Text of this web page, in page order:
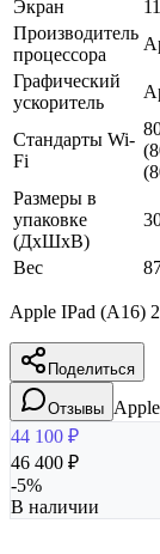
Экран
Производитель
процессора
Графический
ускоритель
Стандарты Wi-
Fi
Размеры в
упаковке
(ДхШхВ)
Вес
Apple IPad (A16)
Поделиться
Отзывы Apple
44 100 ₽
46 400 ₽
-5%
В наличии